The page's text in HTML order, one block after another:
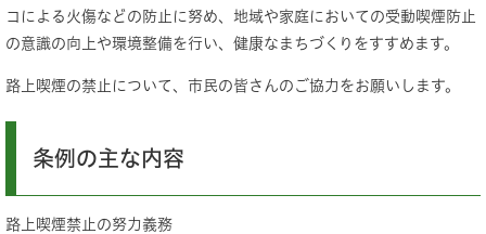
コによる火傷などの防止に努め、地域や家庭においての受動喫煙防止
の意識の向上や環境整備を行い、健康なまちづくりをすすめます。
路上喫煙の禁止について、市民の皆さんのご協力をお願いします。
条例の主な内容
路上喫煙禁止の努力義務